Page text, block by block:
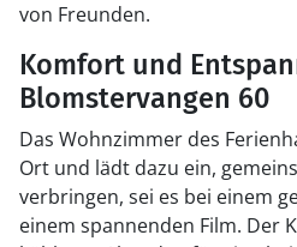
von Freunden.
Komfort und
Blomstervangen 60
Das Wohnzimmer des
Ort und lädt dazu ein,
verbringen, sei es bei einem
einem spannenden Film. Der